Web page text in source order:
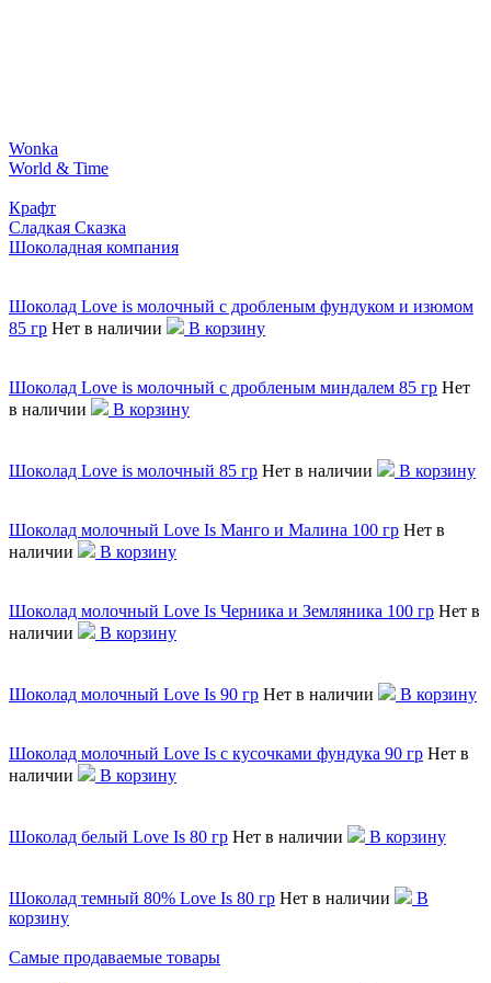
Wonka
World & Time
Крафт
Сладкая Сказка
Шоколадная компания
Шоколад Love is молочный с дробленым фундуком и изюмом
85 гр Нет в наличии В корзину
Шоколад Love is молочный с дробленым миндалем 85 гр Нет
в наличии
В корзину
Шоколад Love is молочный 85 гр Нет в наличии В корзину
Шоколад молочный Love Is Манго и Малина 100 гр Нет в
наличии
В корзину
Шоколад молочный Love Is Черника и Земляника 100 гр Нет в
наличии
В корзину
Шоколад молочный Love Is 90 гр Нет в наличии В корзину
Шоколад молочный Love Is с кусочками фундука 90 гр Нет в
наличии
В корзину
Шоколад белый Love Is 80 гр Нет в наличии В корзину
Шоколад темный 80% Love Is 80 гр Нет в наличии
В
корзину
Самые продаваемые товары